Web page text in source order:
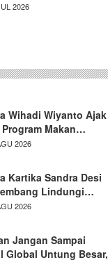
2026
Wihadi Wiyanto Ajak
Makan…
2026
Kartika Sandra Desi
Lindungi…
2026
Jangan Sampai
Global Untung Besar,